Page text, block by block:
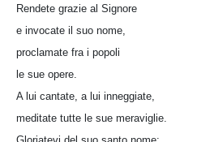
Rendete grazie al Signore
e invocate il suo nome,
proclamate fra i popoli
le sue opere.
A lui cantate, a lui inneggiate,
meditate tutte le sue meraviglie.